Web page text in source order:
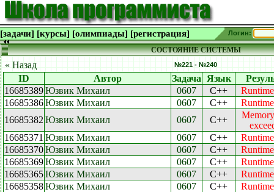
[задачи] [курсы] [олимпиады] [регистрация] Логин:
СОСТОЯНИЕ СИСТЕМЫ
« Назад №221 - №240
ID Автор Задача Язык
16685389Юзвик Михаил 0607 C++
16685386Юзвик Михаил 0607 C++
16685382 Юзвик Михаил 0607 C++
16685371 Юзвик Михаил 0607 C++
16685370Юзвик Михаил 0607 C++
16685369Юзвик Михаил 0607 C++
16685365Юзвик Михаил 0607 C++
16685358Юзвик Михаил 0607 C++